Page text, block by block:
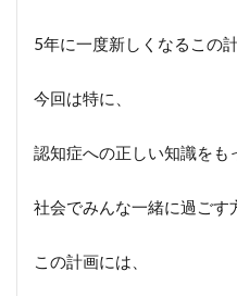
5年に一度新しくなるこの計
今回は特に、
認知症への正しい知識をも
社会でみんな一緒に過ごす
この計画には、